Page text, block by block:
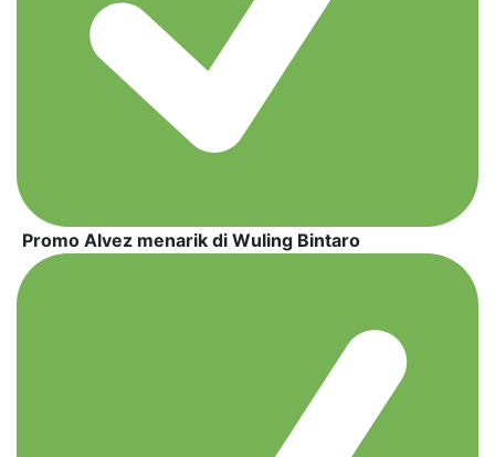
Promo Alvez menarik di Wuling Bintaro